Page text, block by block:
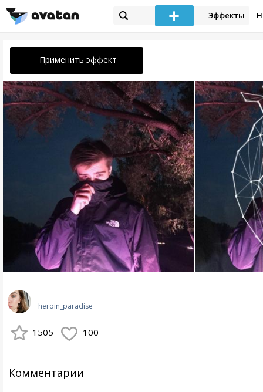
Эффекты
Применить эффект
heroin_paradise
1505 100
Комментарии